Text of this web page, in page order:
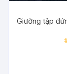
Giường tập